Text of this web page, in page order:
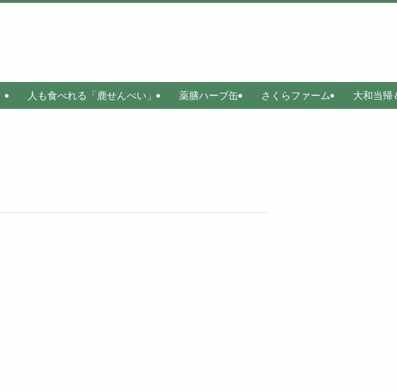
人も食べれる「鹿せんべい」 薬膳ハーブ缶 さくらファーム 大和当帰